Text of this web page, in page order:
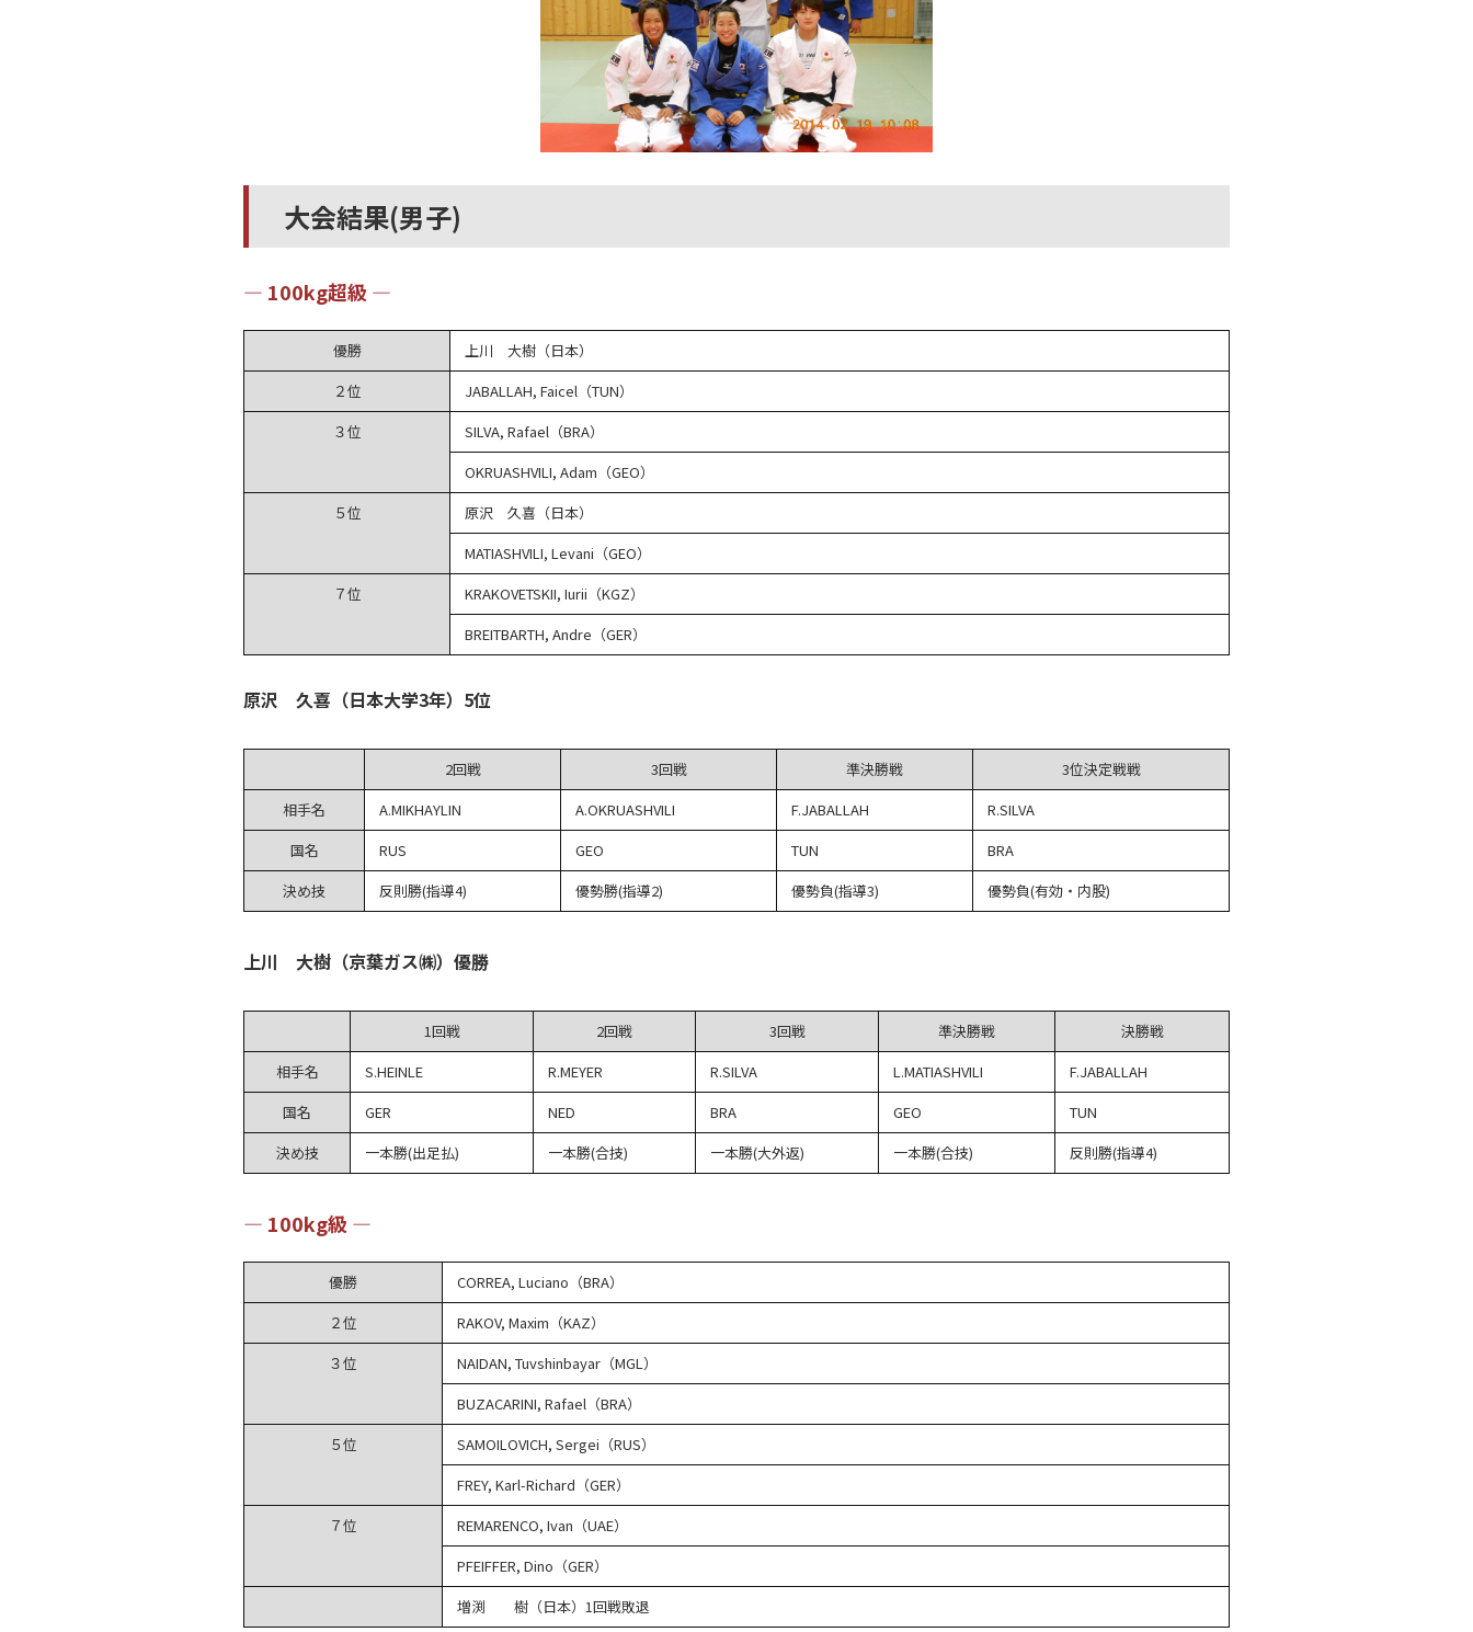
大会結果(男子)
― 100kg超級 ―
優勝
上川 大樹（日本）
２位
JABALLAH, Faicel（TUN）
３位
SILVA, Rafael（BRA）
OKRUASHVILI, Adam（GEO）
５位
原沢 久喜（日本）
MATIASHVILI, Levani（GEO）
７位
KRAKOVETSKII, Iurii（KGZ）
BREITBARTH, Andre（GER）
原沢 久喜（日本大学3年）5位
2回戦 3回戦 準決勝戦
3位決定戦戦
相手名
A.MIKHAYLIN A.OKRUASHVILI F.JABALLAH
R.SILVA
国名
RUS GEO TUN
BRA
決め技
反則勝(指導4) 優勢勝(指導2) 優勢負(指導3) 優勢負(有効・内股)
上川 大樹（京葉ガス㈱）優勝
1回戦 2回戦 3回戦 準決勝戦
決勝戦
相手名
S.HEINLE R.MEYER R.SILVA L.MATIASHVILI
F.JABALLAH
国名
GER NED BRA GEO
TUN
決め技
一本勝(出足払) 一本勝(合技) 一本勝(大外返) 一本勝(合技) 反則勝(指導4)
― 100kg級 ―
優勝
CORREA, Luciano（BRA）
２位
RAKOV, Maxim（KAZ）
３位
NAIDAN, Tuvshinbayar（MGL）
BUZACARINI, Rafael（BRA）
５位
SAMOILOVICH, Sergei（RUS）
FREY, Karl-Richard（GER）
７位
REMARENCO, Ivan（UAE）
PFEIFFER, Dino（GER）
増渕 樹（日本）1回戦敗退